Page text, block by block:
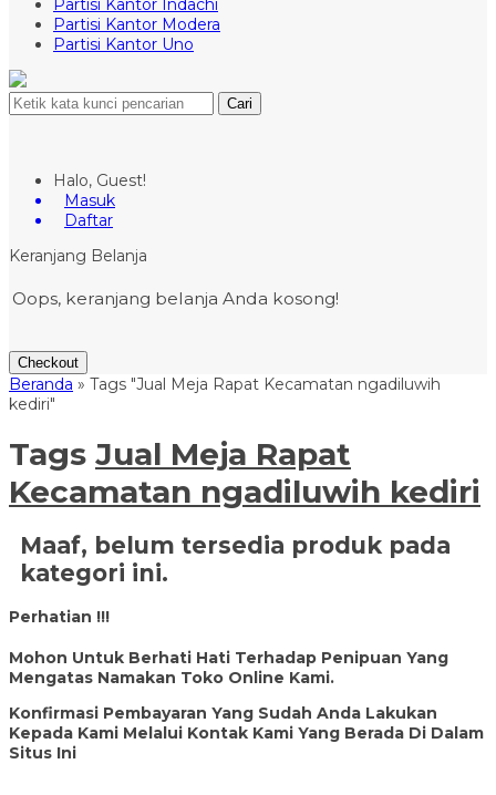
Partisi Kantor Indachi
Partisi Kantor Modera
Partisi Kantor Uno
Cari
Halo, Guest!
Masuk
Daftar
Keranjang Belanja
Oops, keranjang belanja Anda kosong!
Checkout
Beranda » Tags "Jual Meja Rapat Kecamatan ngadiluwih
kediri"
Tags Jual Meja Rapat
Kecamatan ngadiluwih kediri
Maaf, belum tersedia produk pada
kategori ini.
Perhatian !!!
Mohon Untuk Berhati Hati Terhadap Penipuan Yang
Mengatas Namakan Toko Online Kami.
Konfirmasi Pembayaran Yang Sudah Anda Lakukan
Kepada Kami Melalui Kontak Kami Yang Berada Di Dalam
Situs Ini